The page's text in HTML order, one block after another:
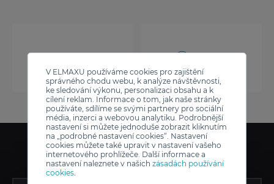
V ELMAXU používáme cookies pro zajištění
správného chodu webu, k analýze návštěvnosti,
ke sledování výkonu, personalizaci obsahu a k
cílení reklam. Informace o tom, jak naše stránky
používáte, sdílíme se svými partnery pro sociální
média, inzerci a webovou analytiku. Podrobnější
nastavení si můžete jednoduše zobrazit kliknutím
na „podrobné nastavení cookies“. Nastavení
cookies můžete také upravit v nastavení vašeho
internetového prohlížeče. Další informace a
nastavení naleznete v našich zásadách používání
cookies.